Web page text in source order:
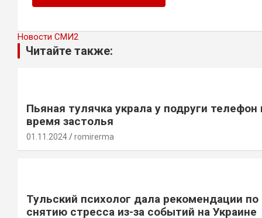
Новости СМИ2
Читайте также:
Пьяная тулячка украла у подруги телефон
время застолья
01.11.2024 romirerma
Тульский психолог дала рекомендации по
снятию стресса из-за событий на Украине